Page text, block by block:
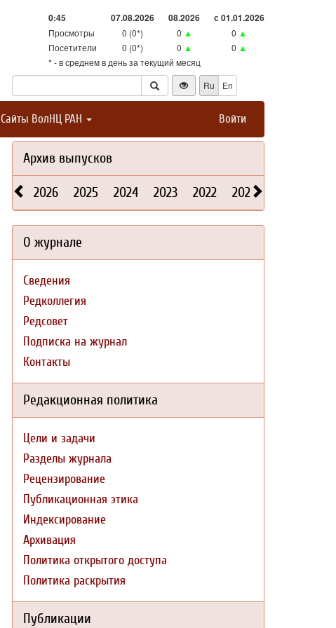
0:45 07.08.2026 08.2026 с 01.01.2026
Просмотры 0 (0*) 0 ▲ 0 ▲
Посетители
0 (0*) 0 ▲ 0 ▲
* - в среднем в день за текущий месяц
Ru
En
Сайты ВолНЦ РАН Войти
Архив выпусков
2026 2025 2024 2023 2022 2021
О журнале
Сведения
Редколлегия
Редсовет
Подписка на журнал
Контакты
Редакционная политика
Цели и задачи
Разделы журнала
Рецензирование
Публикационная этика
Индексирование
Архивация
Политика открытого доступа
Политика раскрытия
Публикации